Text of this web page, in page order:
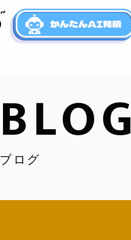
BLOG
ブログ